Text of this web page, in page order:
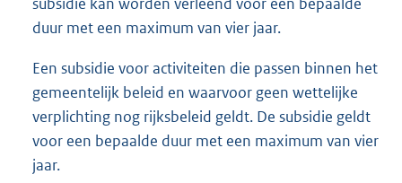
duur met een maximum van vier jaar.
Een subsidie voor activiteiten die passen binnen het
gemeentelijk beleid en waarvoor geen wettelijke
verplichting nog rijksbeleid geldt. De subsidie geldt
voor een bepaalde duur met een maximum van vier
jaar.